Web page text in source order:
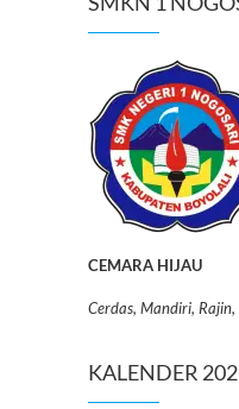
CEMARA HIJAU
Cerdas, Mandiri,
KALENDER